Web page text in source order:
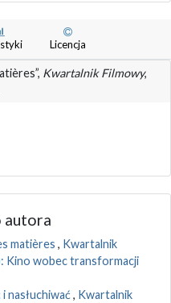
Licencja
Kwartalnik Filmowy,
autora
matières , Kwartalnik
Kino wobec transformacji
nasłuchiwać, Kwartalnik